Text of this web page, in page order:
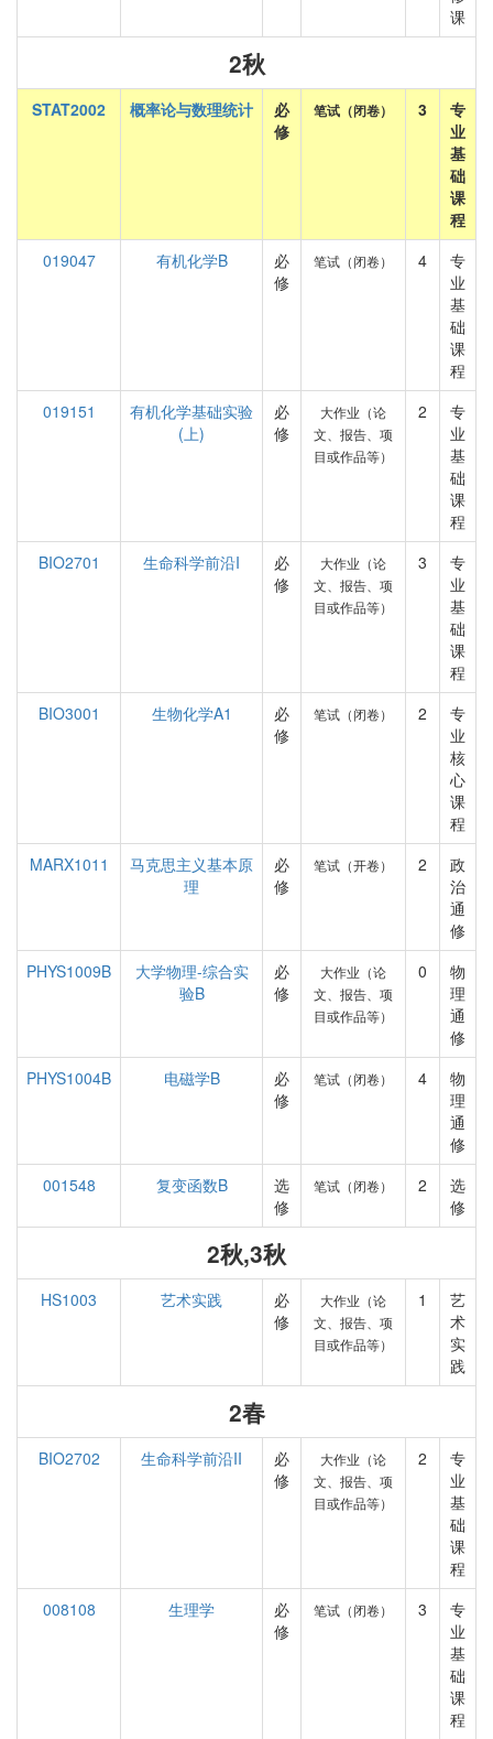
课
2秋
STAT2002 概率论与数理统计
必
修
笔试（闭卷） 3
专
业
基
础
课
程
019047
有机化学B
必
修
笔试（闭卷） 4
专
业
基
础
课
程
019151
有机化学基础实验
(上)
必
修
大作业（论
文、报告、项
目或作品等）
2
专
业
基
础
课
程
BIO2701
生命科学前沿I
必
修
大作业（论
文、报告、项
目或作品等）
3
专
业
基
础
课
程
BIO3001
生物化学A1
必
修
笔试（闭卷） 2
专
业
核
心
课
程
MARX1011
马克思主义基本原
理
必
修
笔试（开卷） 2
政
治
通
修
PHYS1009B
大学物理-综合实
验B
必
修
大作业（论
文、报告、项
目或作品等）
0
物
理
通
修
PHYS1004B
电磁学B
必
修
笔试（闭卷） 4
物
理
通
修
001548
复变函数B
选
修
笔试（闭卷） 2
选
修
2秋,3秋
HS1003 艺术实践
必
修
大作业（论
文、报告、项
目或作品等）
1
艺
术
实
践
2春
BIO2702 生命科学前沿II
必
修
大作业（论
文、报告、项
目或作品等）
2
专
业
基
础
课
程
008108
生理学
必
修
笔试（闭卷） 3
专
业
基
础
课
程